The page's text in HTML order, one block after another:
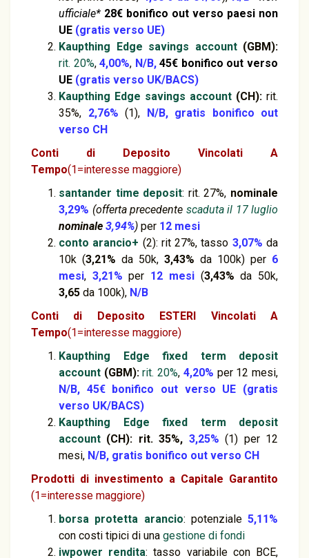
ufficiale* 28€ bonifico out verso paesi non
UE (gratis verso UE)
Kaupthing Edge savings account(GBM):
rit. 20%,4,00%, N/B,45€ bonifico out verso
UE (gratis verso UK/BACS)
Kaupthing Edge savings account (CH): rit.
35%, 2,76% (1), N/B, gratis bonifico out
verso CH
Conti di Deposito
Vincolati A
Tempo(1=interesse maggiore)
santander time deposit: rit. 27%, nominale
3,29% (offerta precedente scaduta il 17 luglio
nominale 3,94%) per 12 mesi
conto arancio+ (2): rit 27%, tasso 3,07% da
10k (3,21% da 50k, 3,43% da 100k) per 6
mesi, 3,21% per 12 mesi(3,43% da 50k,
3,65 da 100k), N/B
Conti di Deposito
ESTERI Vincolati A
Tempo(1=interesse maggiore)
Kaupthing Edge fixed term deposit
account (GBM):rit. 20%, 4,20% per 12 mesi,
N/B, 45€ bonifico out verso UE (gratis
verso UK/BACS)
Kaupthing Edge fixed term deposit
account (CH): rit. 35%, 3,25% (1) per 12
mesi, N/B, gratis bonifico out verso CH
Prodotti di investimento a Capitale Garantito
(1=interesse maggiore)
borsa protetta arancio: potenziale 5,11%
con costi tipici di una gestione di fondi
iwpower rendita: tasso variabile con BCE,